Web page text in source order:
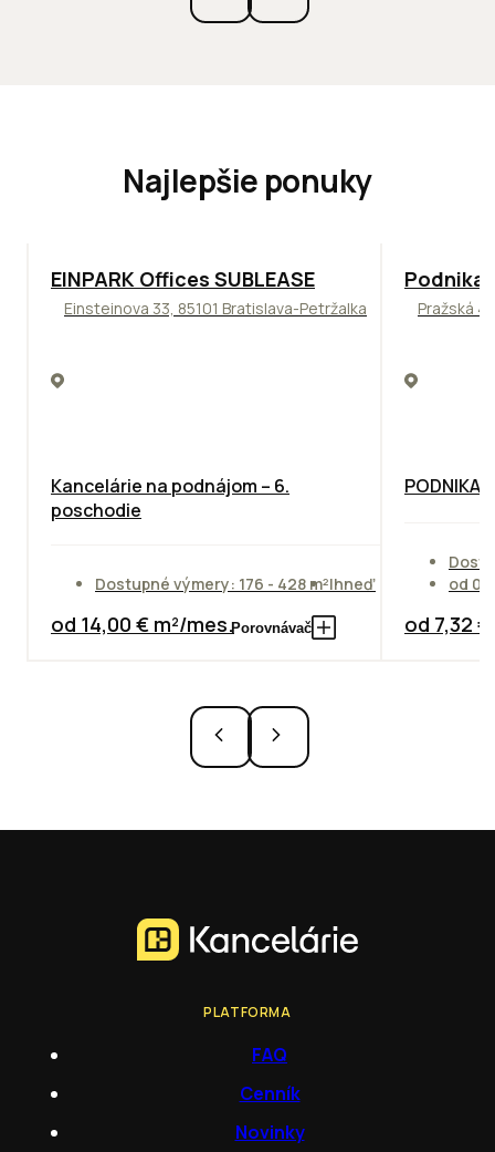
Najlepšie ponuky
TOP ODPORÚČAME
EINPARK Offices SUBLEASE
Einsteinova 33, 85101 Bratislava-Petržalka
Kancelárie na podnájom – 6.
poschodie
Dostupné výmery: 176 - 428 m²Ihneď
od 14,00 € m²/mes.Porovnávač
Pražská
od
od 7,32
PLATFORMA
FAQ
Cenník
Novinky